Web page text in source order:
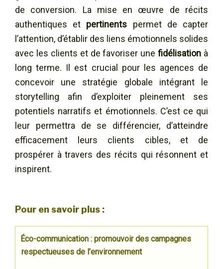
de conversion. La mise en œuvre de récits
authentiques et pertinents permet de capter
l’attention, d’établir des liens émotionnels solides
avec les clients et de favoriser unefidélisation à
long terme. Il est crucial pour les agences de
concevoir une stratégie globale intégrant le
storytelling afin d’exploiter pleinement ses
potentiels narratifs et émotionnels. C’est ce qui
leur permettra de se différencier, d’atteindre
efficacement leurs clients cibles, et de
prospérer à travers des récits qui résonnent et
inspirent.
Pour en savoir plus :
Éco-communication : promouvoir des campagnes
respectueuses de l’environnement